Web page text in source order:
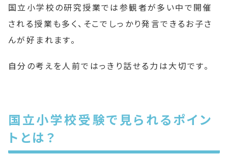
国立小学校の研究授業では参観者が多い中で開催
される授業も多く、そこでしっかり発言できるお子さ
んが好まれます。
自分の考えを人前ではっきり話せる力は大切です。
国立小学校受験で見られるポイン
トとは？